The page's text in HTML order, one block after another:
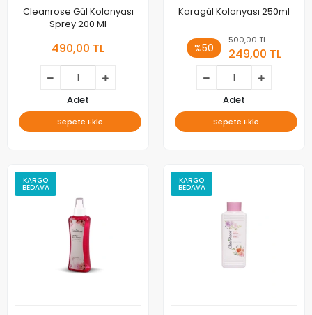
Cleanrose Gül Kolonyası
Sprey 200 Ml
490,00 TL
Adet
Sepete Ekle
Karagül Kolonyası 250ml
%50
500,00 TL
249,00 TL
Adet
Sepete Ekle
KARGO
BEDAVA
KARGO
BEDAVA